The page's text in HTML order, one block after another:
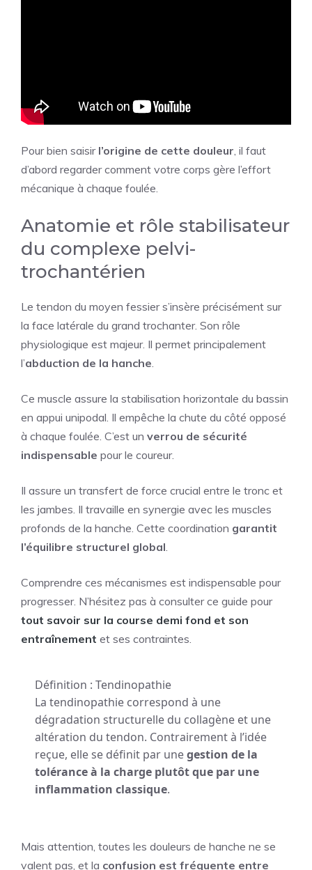
Pour bien saisir l’origine de cette douleur, il faut
d’abord regarder comment votre corps gère l’effort
mécanique à chaque foulée.
Anatomie et rôle stabilisateur
du complexe pelvi-
trochantérien
Le tendon du moyen fessier s’insère précisément sur
la face latérale du grand trochanter. Son rôle
physiologique est majeur. Il permet principalement
l’abduction de la hanche.
Ce muscle assure la stabilisation horizontale du bassin
en appui unipodal. Il empêche la chute du côté opposé
à chaque foulée. C’est un verrou de sécurité
indispensable pour le coureur.
Il assure un transfert de force crucial entre le tronc et
les jambes. Il travaille en synergie avec les muscles
profonds de la hanche. Cette coordination garantit
l’équilibre structurel global.
Comprendre ces mécanismes est indispensable pour
progresser. N’hésitez pas à consulter ce guide pour
tout savoir sur la course demi fond et son
entraînement et ses contraintes.
Définition : Tendinopathie
La tendinopathie correspond à une
dégradation structurelle du collagène et une
altération du tendon. Contrairement à l’idée
reçue, elle se définit par unegestion de la
tolérance à la charge plutôt que par une
inflammation classique.
Mais attention, toutes les douleurs de hanche ne se
valent pas, et la confusion est fréquente entre